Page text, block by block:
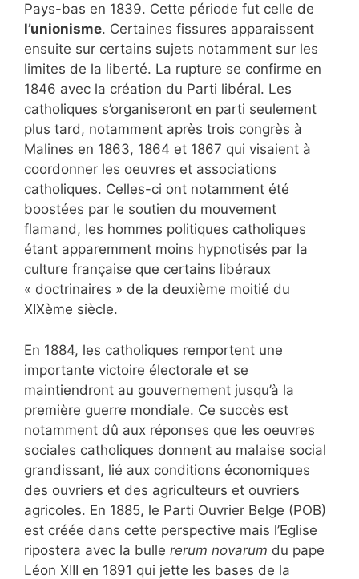
Pays-bas en 1839. Cette période fut celle de
l’unionisme. Certaines fissures apparaissent
ensuite sur certains sujets notamment sur les
limites de la liberté. La rupture se confirme en
1846 avec la création du Parti libéral. Les
catholiques s’organiseront en parti seulement
plus tard, notamment après trois congrès à
Malines en 1863, 1864 et 1867 qui visaient à
coordonner les oeuvres et associations
catholiques. Celles-ci ont notamment été
boostées par le soutien du mouvement
flamand, les hommes politiques catholiques
étant apparemment moins hypnotisés par la
culture française que certains libéraux
« doctrinaires » de la deuxième moitié du
XIXème siècle.
En 1884, les catholiques remportent une
importante victoire électorale et se
maintiendront au gouvernement jusqu’à la
première guerre mondiale. Ce succès est
notamment dû aux réponses que les oeuvres
sociales catholiques donnent au malaise social
grandissant, lié aux conditions économiques
des ouvriers et des agriculteurs et ouvriers
agricoles. En 1885, le Parti Ouvrier Belge (POB)
est créée dans cette perspective mais l’Eglise
ripostera avec la bulle rerum novarum du pape
Léon XIII en 1891 qui jette les bases de la